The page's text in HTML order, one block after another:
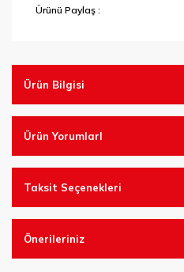
Ürünü Paylaş :
Ürün Bilgisi
Ürün YorumlarI
Taksit Seçenekleri
Önerileriniz